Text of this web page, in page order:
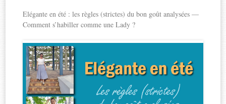
Elégante en été : les règles (strictes) du bon goût analysées —
Comment s’habiller comme une Lady ?